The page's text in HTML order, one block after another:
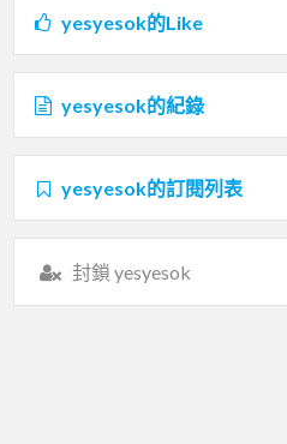
yesyesok的Like
yesyesok的紀錄
yesyesok的訂閱列表
封鎖 yesyesok